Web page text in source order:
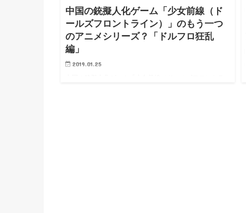
中国の銃擬人化ゲーム「少女前線（ド
ールズフロントライン）」のもう一つ
のアニメシリーズ？「ドルフロ狂乱
編」
2019.01.25